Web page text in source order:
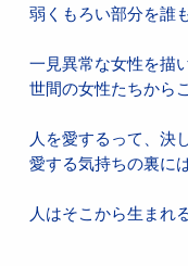
弱くもろい部分を誰
一見異常な女性を描
世間の女性たちから
人を愛するって、決
愛する気持ちの裏に
人はそこから生まれ